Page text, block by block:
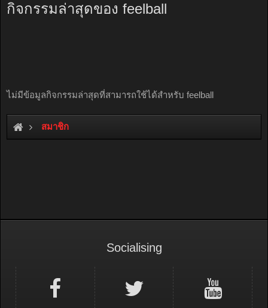
กิจกรรมล่าสุดของ feelball
ไม่มีข้อมูลกิจกรรมล่าสุดที่สามารถใช้ได้สำหรับ feelball
สมาชิก
Socialising